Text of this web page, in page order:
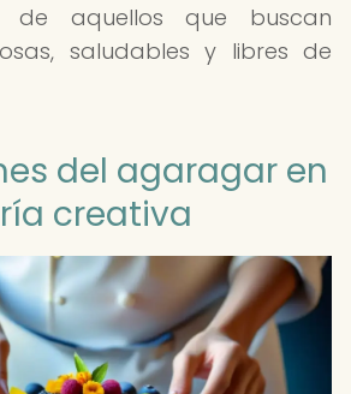
aquellos que buscan
saludables y libres de
del agaragar en
creativa